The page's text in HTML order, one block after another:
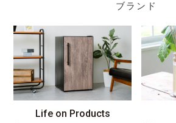
ブランド
Life on Products